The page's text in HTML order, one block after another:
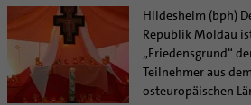
Hildesheim (bph)
Republik Moldau
„Friedensgrund“
Teilnehmer aus
osteuropäischen